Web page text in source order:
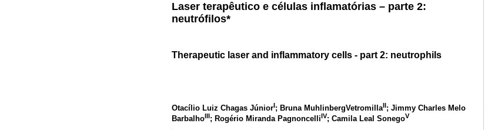
Laser terapêutico e células inflamatórias – parte 2:
neutrófilos*
Therapeutic laser and inflammatory cells - part 2: neutrophils
Otacílio Luiz Chagas JúniorI; Bruna MuhlinbergVetromillaII; Jimmy Charles Melo
BarbalhoIII; Rogério Miranda PagnoncelliIV; Camila Leal SonegoV